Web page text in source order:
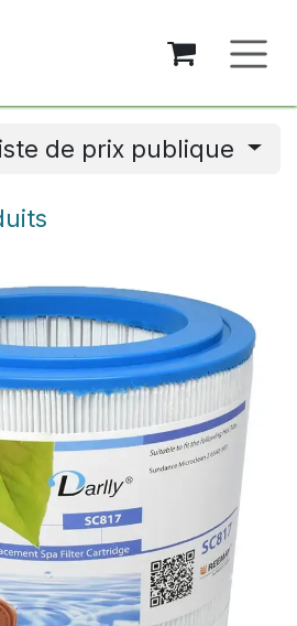
de prix publique